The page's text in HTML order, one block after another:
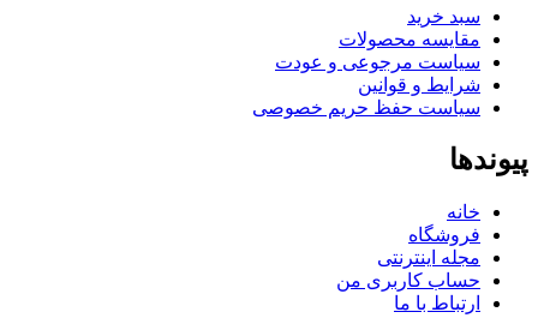
سبد خرید
مقایسه محصولات
سیاست مرجوعی و عودت
شرایط و قوانین
سیاست حفظ حریم خصوصی
پیوندها
خانه
فروشگاه
مجله اینترنتی
حساب کاربری من
ارتباط با ما